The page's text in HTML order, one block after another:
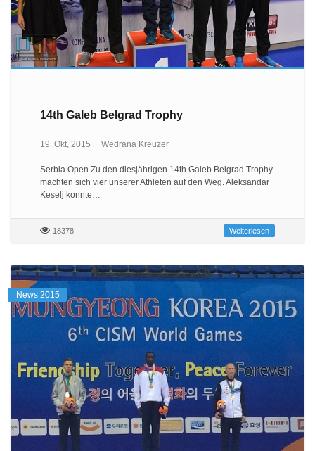
14th Galeb Belgrad Trophy
19. Okt, 2015 Wedrana Kreuzer
Serbia Open Zu den diesjährigen 14th Galeb Belgrad Trophy
machten sich vier unserer Athleten auf den Weg. Aleksandar
Keselj konnte…
18378 Weiterlesen
News 2015